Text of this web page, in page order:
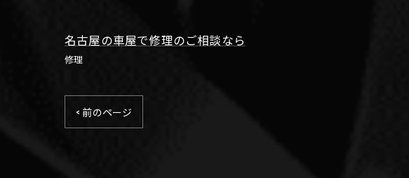
名古屋の車屋で修理のご相談なら
修理
< 前のページ